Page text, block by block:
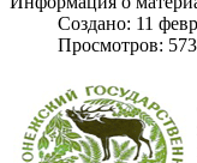
Создано: 11
Просмотров: